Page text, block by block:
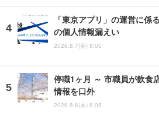
「東京アプリ」の運営に係
の個人情報漏えい
2026.8.7(金) 8:05
停職1ヶ月 ～ 市職員が飲食
情報を口外
2026.8.6(木) 8:05